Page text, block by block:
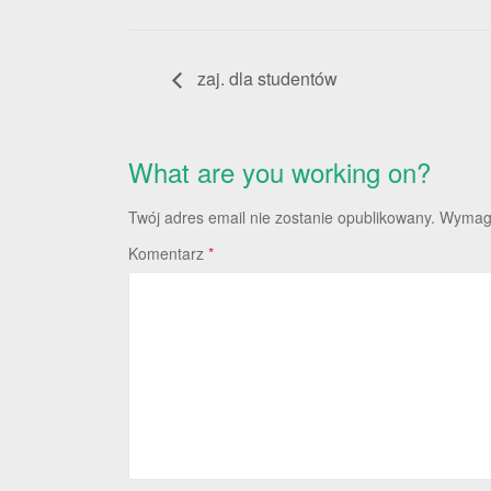
zaj. dla studentów
What are you working on?
Twój adres email nie zostanie opublikowany.
Komentarz *